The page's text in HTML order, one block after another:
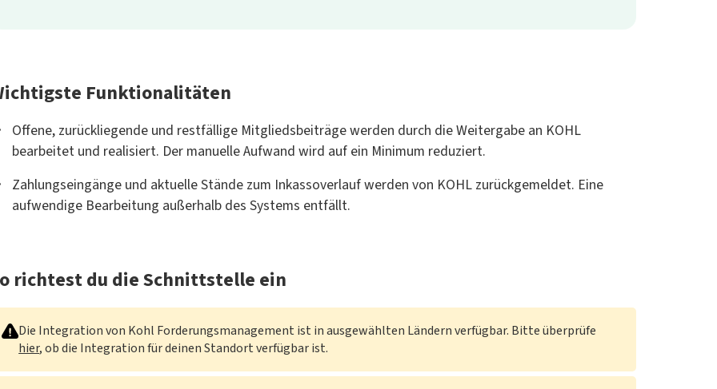
Funktionalitäten
Offene, zurückliegende und restfällige Mitgliedsbeiträge werden durch die Weitergabe an KOHL
bearbeitet und realisiert. Der manuelle Aufwand wird auf ein Minimum reduziert.
Zahlungseingänge und aktuelle Stände zum Inkassoverlauf werden von KOHL zurückgemeldet. Eine
aufwendige Bearbeitung außerhalb des Systems entfällt.
richtest du die Schnittstelle ein
Die Integration von Kohl Forderungsmanagement ist in ausgewählten Ländern verfügbar. Bitte überprüfe
hier, ob die Integration für deinen Standort verfügbar ist.